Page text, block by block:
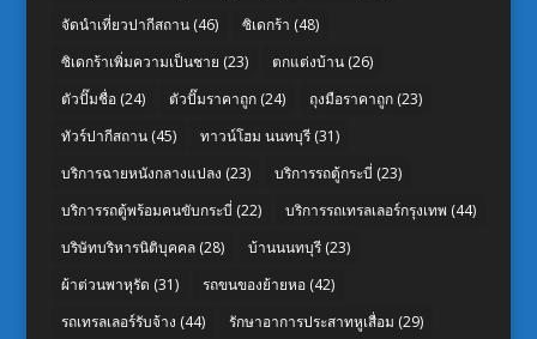
จัดนำเที่ยวปากีสถาน(46) ซิเดกร้า (48)
ซิเดกร้าเพิ่มความเป็นชาย (23) ตกแต่งบ้าน(26)
ตัวปั๊มชื่อ(24) ตัวปั๊มราคาถูก(24) ถุงมือราคาถูก(23)
ทัวร์ปากีสถาน(45) ทาวน์โฮม นนทบุรี(31)
บริการฉายหนังกลางแปลง (23) บริการรถตู้กระบี่ (23)
บริการรถตู้พร้อมคนขับกระบี่ (22) บริการรถเทรลเลอร์กรุงเทพ (44)
บริษัทบริหารนิติบุคคล(28) บ้านนนทบุรี(23)
ผ้าต่วนพาหุรัด (31) รถขนของย้ายหอ(42)
รถเทรลเลอร์รับจ้าง (44) รักษาอาการประสาทหูเสื่อม (29)